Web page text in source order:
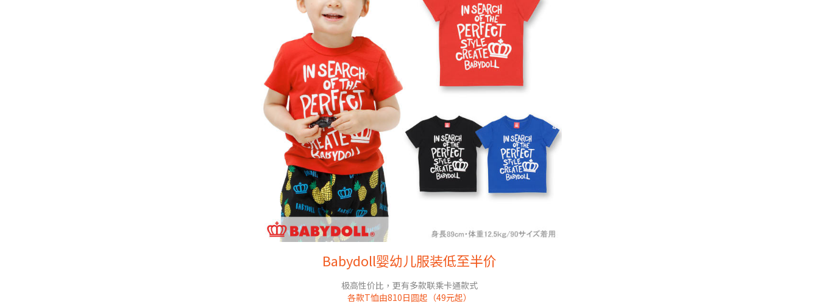
Babydoll婴幼儿服装低至半价
极高性价比，更有多款联乘卡通款式
各款T恤由810日圆起（49元起）